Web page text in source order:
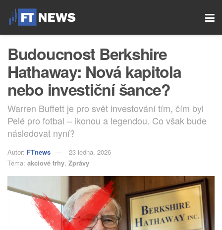
Budoucnost Berkshire
Hathaway: Nová kapitola
nebo investiční šance?
Warren Buffett je pro svět investování tím, čím byl
Pelé pro fotbal – ikonou a legendou. Co však bude
následovat nyní?
Autor: FTnews
23 ledna, 2026
Téma: akciové trhy, Zprávy